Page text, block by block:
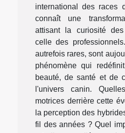
international des races
connaît une
attisant la curiosité
celle des
autrefois rares, sont
phénomène qui
beauté, de santé et de
l'univers canin.
motrices derrière cette
la perception des
fil des années ? Quel